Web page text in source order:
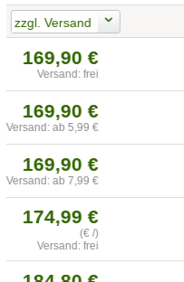
zzgl. Versand
169,90 €
Versand: frei
169,90 €
Versand: ab 5,99 €
169,90 €
Versand: ab 7,99 €
174,99 €
(€ /)
Versand: frei